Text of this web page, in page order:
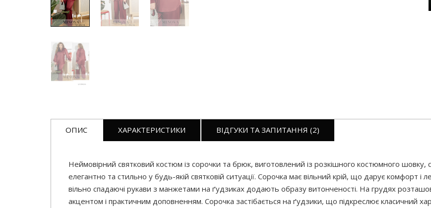
ОПИС ХАРАКТЕРИСТИКИ ВІДГУКИ ТА ЗАПИТАННЯ (2)
Неймовірний святковий костюм із сорочки та брюк, виготовлений із розкішного костюмного
елегантно та стильно у будь-якій святковій ситуації. Сорочка має вільний крій, що дарує комфорт і
вільно спадаючі рукави з манжетами на ґудзиках додають образу витонченості. На грудях
акцентом і практичним доповненням. Сорочка застібається на ґудзики, що підкреслює класичний